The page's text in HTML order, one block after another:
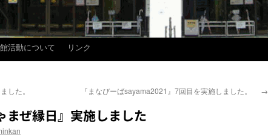
活動について リンク
した。 『まなびーばsayama2021』7回目を実施しました。 →
まぜ縁日』実施しました